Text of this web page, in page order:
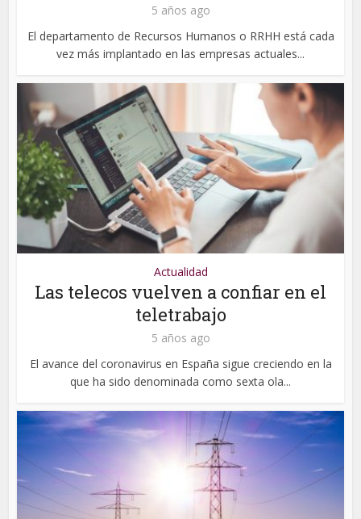
5 años ago
El departamento de Recursos Humanos o RRHH está cada
vez más implantado en las empresas actuales...
Actualidad
Las telecos vuelven a confiar en el
teletrabajo
5 años ago
El avance del coronavirus en España sigue creciendo en la
que ha sido denominada como sexta ola...